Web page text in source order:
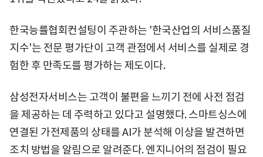
한국능률협회컨설팅이 주관하는 '한국산업의 서비스품질
지수'는 전문 평가단이 고객 관점에서 서비스를 실제로 경
험한 후 만족도를 평가하는 제도이다.
삼성전자서비스는 고객이 불편을 느끼기 전에 사전 점검
을 제공하는 데 주력하고 있다고 설명했다. 스마트싱스에
연결된 가전제품의 상태를 AI가 분석해 이상을 발견하면
조치 방법을 알림으로 알려준다. 엔지니어의 점검이 필요